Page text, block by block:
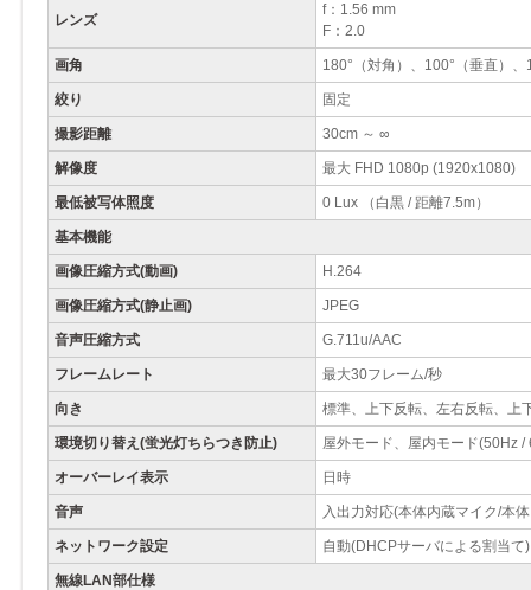
レンズ
f：1.56 mm
F：2.0
画角 180°（対角）、100°（垂直）、
絞り 固定
撮影距離 30cm ～ ∞
解像度 最大 FHD 1080p (1920x1080)
最低被写体照度 0 Lux （白黒 / 距離7.5m）
基本機能
画像圧縮方式(動画) H.264
画像圧縮方式(静止画) JPEG
音声圧縮方式 G.711u/AAC
フレームレート 最大30フレーム/秒
向き 標準、上下反転、左右反転、上
環境切り替え(蛍光灯ちらつき防止) 屋外モード、屋内モード(50Hz /
オーバーレイ表示 日時
音声 入出力対応(本体内蔵マイク/本
ネットワーク設定 自動(DHCPサーバによる割当て)
無線LAN部仕様